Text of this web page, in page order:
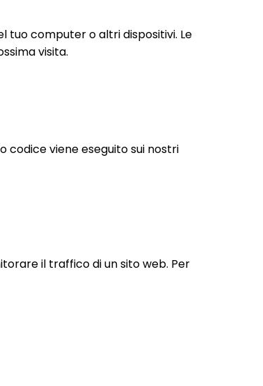
tuo computer o altri dispositivi. Le
visita.
viene eseguito sui nostri
il traffico di un sito web. Per